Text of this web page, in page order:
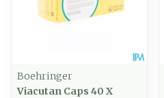
Boehringer
Viacutan Caps 40 X